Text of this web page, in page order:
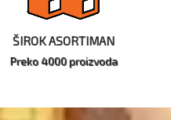
ŠIROK ASORTIMAN
Preko 4000 proizvoda